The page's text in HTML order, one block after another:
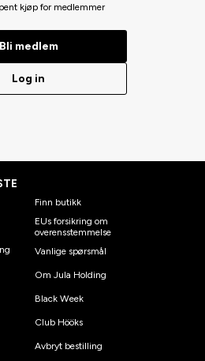
kjøp for medlemmer
Bli medlem
Log in
Finn butikk
EUs forsikring om
overensstemmelse
Vanlige spørsmål
Om Jula Holding
Black Week
Club Hööks
Avbryt bestilling